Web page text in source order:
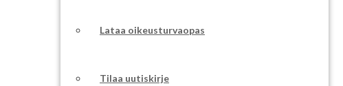
Lataa oikeusturvaopas
Tilaa uutiskirje